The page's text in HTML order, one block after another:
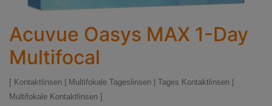
Acuvue Oasys MAX 1-Day
Multifocal
Kontaktlinsen Multifokale Tageslinsen Tages Kontaktlinsen
Multifokale Kontaktlinsen